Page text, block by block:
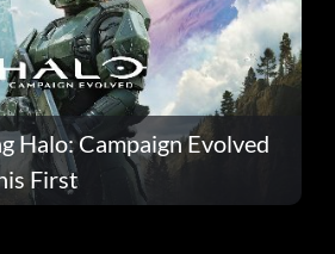
Halo: Campaign Evolved
First